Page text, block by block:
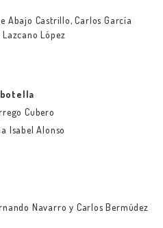
Abajo Castrillo, Carlos García
López
Cubero
Isabel Alonso
Navarro y Carlos Bermúdez